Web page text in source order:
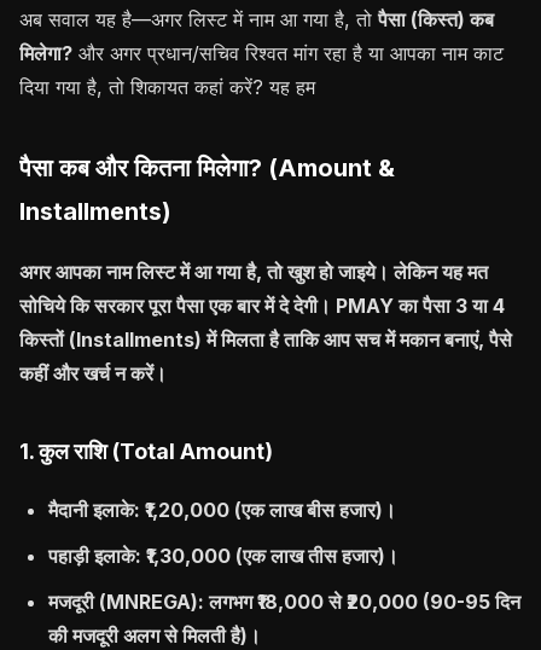
अब सवाल यह है—अगर लिस्ट में नाम आ गया है, तोपैसा (किस्त) कब
मिलेगा? और अगर प्रधान/सचिव रिश्वत मांग रहा है या आपका नाम काट
दिया गया है, तो शिकायत कहां करें? यह हम
पैसा कब और कितना मिलेगा? (Amount &
Installments)
अगर आपका नाम लिस्ट में आ गया है, तो खुश हो जाइये। लेकिन यह मत
सोचिये कि सरकार पूरा पैसा एक बार में दे देगी। PMAY का पैसा 3 या 4
किस्तों (Installments) में मिलता है ताकि आप सच में मकान बनाएं, पैसे
कहीं और खर्च न करें।
1. कुल राशि (Total Amount)
मैदानी इलाके: ₹1,20,000 (एक लाख बीस हजार)।
पहाड़ी इलाके: ₹1,30,000 (एक लाख तीस हजार)।
मजदूरी (MNREGA): लगभग ₹18,000 से ₹20,000 (90-95 दिन
की मजदूरी अलग से मिलती है)।